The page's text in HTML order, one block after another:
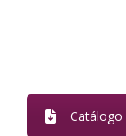
Catálogo